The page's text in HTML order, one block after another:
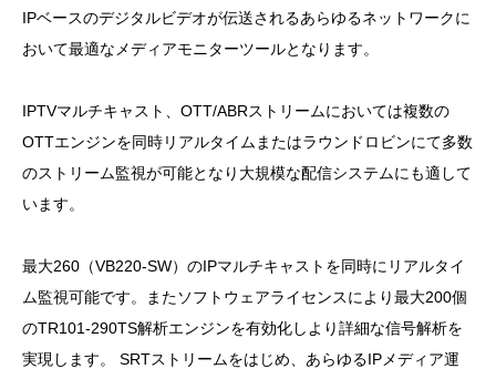
IPベースのデジタルビデオが伝送されるあらゆるネットワークに
おいて最適なメディアモニターツールとなります。
IPTVマルチキャスト、OTT/ABRストリームにおいては複数の
OTTエンジンを同時リアルタイムまたはラウンドロビンにて多数
のストリーム監視が可能となり大規模な配信システムにも適して
います。
最大260（VB220-SW）のIPマルチキャストを同時にリアルタイ
ム監視可能です。またソフトウェアライセンスにより最大200個
のTR101-290TS解析エンジンを有効化しより詳細な信号解析を
実現します。 SRTストリームをはじめ、あらゆるIPメディア運